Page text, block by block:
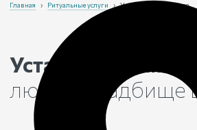
Главная › Ритуальные услуги › Установка памятника
Установим
любом кладбище